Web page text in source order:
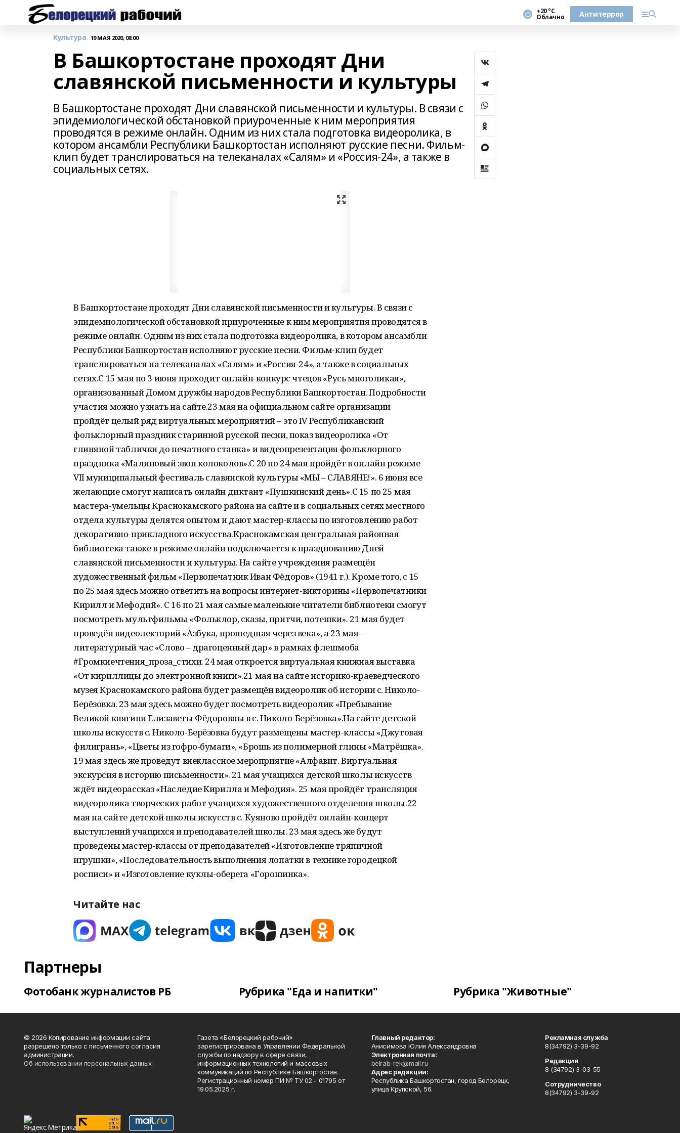
+20 °С
Облачно Антитеррор
Культура 19 МАЯ 2020, 08:00
В Башкортостане проходят Дни
славянской письменности и культуры
В Башкортостане проходят Дни славянской письменности и культуры. В связи с
эпидемиологической обстановкой приуроченные к ним мероприятия
проводятся в режиме онлайн. Одним из них стала подготовка видеоролика, в
котором ансамбли Республики Башкортостан исполняют русские песни. Фильм-
клип будет транслироваться на телеканалах «Салям» и «Россия-24», а также в
социальных сетях.
В Башкортостане проходят Дни славянской письменности и культуры. В связи с
эпидемиологической обстановкой приуроченные к ним мероприятия проводятся в
режиме онлайн. Одним из них стала подготовка видеоролика, в котором ансамбли
Республики Башкортостан исполняют русские песни. Фильм-клип будет
транслироваться на телеканалах «Салям» и «Россия-24», а также в социальных
сетях.С 15 мая по 3 июня проходит онлайн-конкурс чтецов «Русь многоликая»,
организованный Домом дружбы народов Республики Башкортостан. Подробности
участия можно узнать на сайте.23 мая на официальном сайте организации
пройдёт целый ряд виртуальных мероприятий – это IV Республиканский
фольклорный праздник старинной русской песни, показ видеоролика «От
глиняной таблички до печатного станка» и видеопрезентация фольклорного
праздника «Малиновый звон колоколов».С 20 по 24 мая пройдёт в онлайн режиме
VII муниципальный фестиваль славянской культуры «МЫ – СЛАВЯНЕ!». 6 июня все
желающие смогут написать онлайн диктант «Пушкинский день».С 15 по 25 мая
мастера-умельцы Краснокамского района на сайте и в социальных сетях местного
отдела культуры делятся опытом и дают мастер-классы по изготовлению работ
декоративно-прикладного искусства.Краснокамская центральная районная
библиотека также в режиме онлайн подключается к празднованию Дней
славянской письменности и культуры. На сайте учреждения размещён
художественный фильм «Первопечатник Иван Фёдоров» (1941 г.). Кроме того, с 15
по 25 мая здесь можно ответить на вопросы интернет-викторины «Первопечатники
Кирилл и Мефодий». С 16 по 21 мая самые маленькие читатели библиотеки смогут
посмотреть мультфильмы «Фольклор, сказы, притчи, потешки». 21 мая будет
проведён видеолекторий «Азбука, прошедшая через века», а 23 мая –
литературный час «Слово – драгоценный дар» в рамках флешмоба
#Громкиечтения_проза_стихи. 24 мая откроется виртуальная книжная выставка
«От кириллицы до электронной книги».21 мая на сайте историко-краеведческого
музея Краснокамского района будет размещён видеоролик об истории с. Николо-
Берёзовка. 23 мая здесь можно будет посмотреть видеоролик «Пребывание
Великой княгини Елизаветы Фёдоровны в с. Николо-Берёзовка».На сайте детской
школы искусств с. Николо-Берёзовка будут размещены мастер-классы «Джутовая
филигрань», «Цветы из гофро-бумаги», «Брошь из полимерной глины «Матрёшка».
19 мая здесь же проведут внеклассное мероприятие «Алфавит. Виртуальная
экскурсия в историю письменности». 21 мая учащихся детской школы искусств
ждёт видеорассказ «Наследие Кирилла и Мефодия». 25 мая пройдёт трансляция
видеоролика творческих работ учащихся художественного отделения школы.22
мая на сайте детской школы искусств с. Куяново пройдёт онлайн-концерт
выступлений учащихся и преподавателей школы. 23 мая здесь же будут
проведены мастер-классы от преподавателей «Изготовление тряпичной
игрушки», «Последовательность выполнения лопатки в технике городецкой
росписи» и «Изготовление куклы-оберега «Горошинка».
Читайте нас
Партнеры
Фотобанк журналистов РБ Рубрика "Еда и напитки" Рубрика "Животные"
© 2026 Копирование информации сайта
разрешено только с письменного согласия
администрации.
Об использовании персональных данных
Газета «Белорецкий рабочий»
зарегистрирована в Управлении Федеральной
службы по надзору в сфере связи,
информационных технологий и массовых
коммуникаций по Республике Башкортостан.
Регистрационный номер ПИ № ТУ 02 - 01795 от
19.05.2025 г.
Главный редактор:
Анисимова Юлия Александровна
Электронная почта:
belrab-rek@mail.ru
Адрес редакции:
Республика Башкортостан, город Белорецк,
улица Крупской, 56.
Рекламная служба
8(34792) 3-39-92
Редакция
8 (34792) 3-03-55
Сотрудничество
8(34792) 3-39-92